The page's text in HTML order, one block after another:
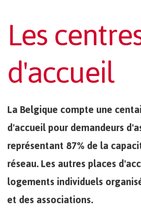
Les
d'accueil
La Belgique compte une
d'accueil pour demandeurs
représentant 87% de la
réseau. Les autres places
logements individuels
et des associations.